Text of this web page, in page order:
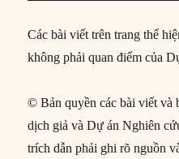
Các bài viết trên trang thể
không phải quan điểm của
© Bản quyền các bài viết và
dịch giả và Dự án Nghiên
trích dẫn phải ghi rõ nguồn